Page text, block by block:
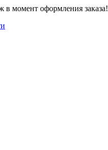
в момент оформления заказа!